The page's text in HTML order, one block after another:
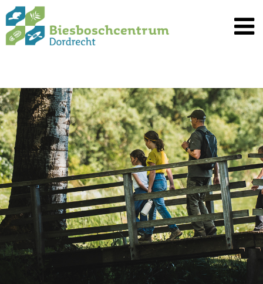
Spring
naar
inhoud